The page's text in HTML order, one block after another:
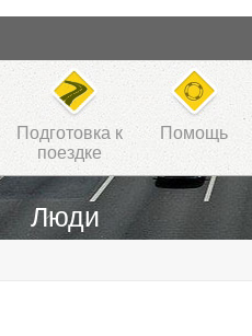
Подготовка к
поездке
Помощь
Люди